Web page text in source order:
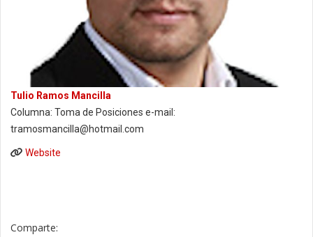
Tulio Ramos Mancilla
Columna: Toma de Posiciones e-mail:
tramosmancilla@hotmail.com
Website
Comparte: